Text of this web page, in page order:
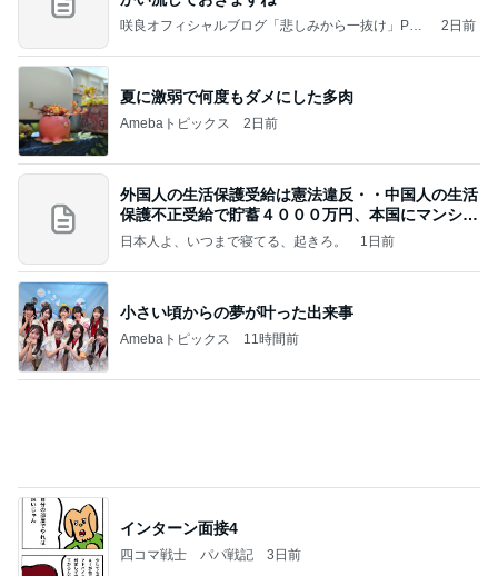
Amebaトピックス 2日前
外国人の生活保護受給は憲法違反・・中国人の生活
保護不正受給で貯蓄４０００万円、本国にマンショ
ンを
日本人よ、いつまで寝てる、起きろ。
小さい頃からの夢が叶った出来事
Amebaトピックス 11時間前
インターン面接4
四コマ戦士 パパ戦記 3日前